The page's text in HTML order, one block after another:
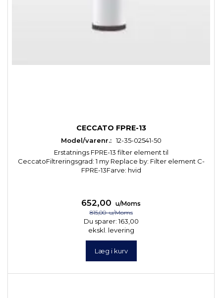
CECCATO FPRE-13
Model/varenr.: 12-35-02541-50
Erstatnings FPRE-13 filter element til
CeccatoFiltreringsgrad: 1 my Replace by: Filter element C-
FPRE-13Farve: hvid
652,00
u/Moms
815,00u/Moms
Du sparer:163,00
ekskl. levering
Læg i kurv